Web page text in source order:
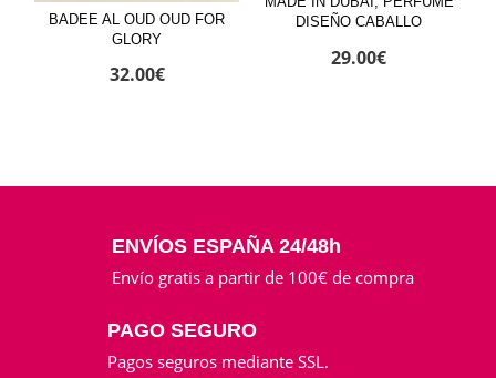
BADEE AL OUD OUD FOR
GLORY
32.00€
DISEÑO CABALLO
29.00€
ENVÍOS ESPAÑA 24/48h
Envío gratis a partir de 100€ de compra
PAGO SEGURO
Pagos seguros mediante SSL.